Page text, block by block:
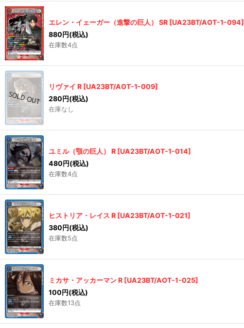
エレン・イェーガー（進撃の巨人） SR [UA23BT/AOT-1-094]
880円(税込)
在庫数4点
リヴァイ R [UA23BT/AOT-1-009]
280円(税込)
在庫なし
ユミル（顎の巨人） R [UA23BT/AOT-1-014]
480円(税込)
在庫数4点
ヒストリア・レイス R [UA23BT/AOT-1-021]
380円(税込)
在庫数5点
ミカサ・アッカーマン R [UA23BT/AOT-1-025]
100円(税込)
在庫数13点